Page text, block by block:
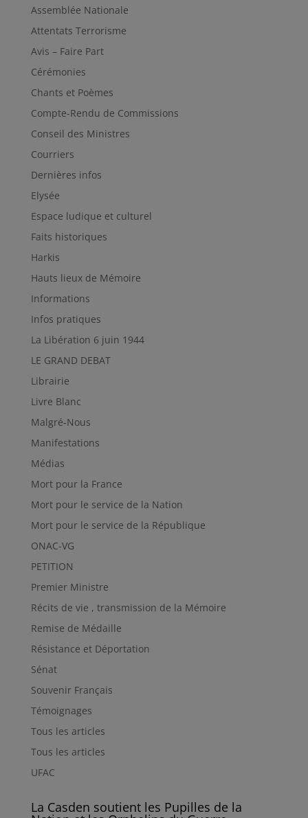
Assemblée Nationale
Attentats Terrorisme
Avis – Faire Part
Cérémonies
Chants et Poèmes
Compte-Rendu de Commissions
Conseil des Ministres
Courriers
Dernières infos
Elysée
Espace ludique et culturel
Faits historiques
Harkis
Hauts lieux de Mémoire
Informations
Infos pratiques
La Libération 6 juin 1944
LE GRAND DEBAT
Librairie
Livre Blanc
Malgré-Nous
Manifestations
Médias
Mort pour la France
Mort pour le service de la Nation
Mort pour le service de la République
ONAC-VG
PETITION
Premier Ministre
Récits de vie , transmission de la Mémoire
Remise de Médaille
Résistance et Déportation
Sénat
Souvenir Français
Témoignages
Tous les articles
Tous les articles
UFAC
La Casden soutient les Pupilles de la